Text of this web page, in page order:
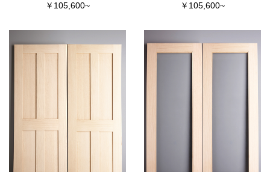
￥105,600~
￥105,600~